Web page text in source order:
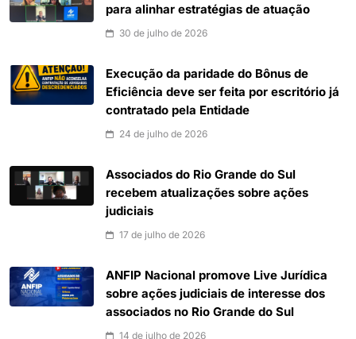
para alinhar estratégias de atuação
30 de julho de 2026
Execução da paridade do Bônus de
Eficiência deve ser feita por escritório já
contratado pela Entidade
24 de julho de 2026
Associados do Rio Grande do Sul
recebem atualizações sobre ações
judiciais
17 de julho de 2026
ANFIP Nacional promove Live Jurídica
sobre ações judiciais de interesse dos
associados no Rio Grande do Sul
14 de julho de 2026